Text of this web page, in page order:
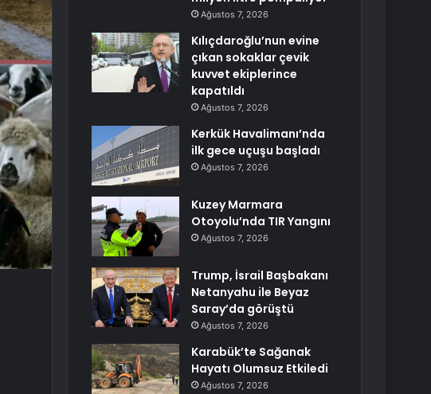
Ağustos 7, 2026
Kılıçdaroğlu’nun evine
çıkan sokaklar çevik
kuvvet ekiplerince
kapatıldı
Ağustos 7, 2026
Kerkük Havalimanı’nda
ilk gece uçuşu başladı
Ağustos 7, 2026
Kuzey Marmara
Otoyolu’nda TIR Yangını
Ağustos 7, 2026
Trump, İsrail Başbakanı
Netanyahu ile Beyaz
Saray’da görüştü
Ağustos 7, 2026
Karabük’te Sağanak
Hayatı Olumsuz Etkiledi
Ağustos 7, 2026